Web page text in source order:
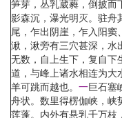
笋芽，丛乳葳蕤，倒披而
影森沉，瀑光明灭。驻舟
尾，乍出阴崖，乍入阳窦
湫，湫旁有三穴甚深，水
无数，自上生下，复自下
道，与峰上诸水相连为大
羊可跳而越也。 一巨石塞
舟状。数里得楞伽峡，峡
莲蓬。内外有悬乳千万枝